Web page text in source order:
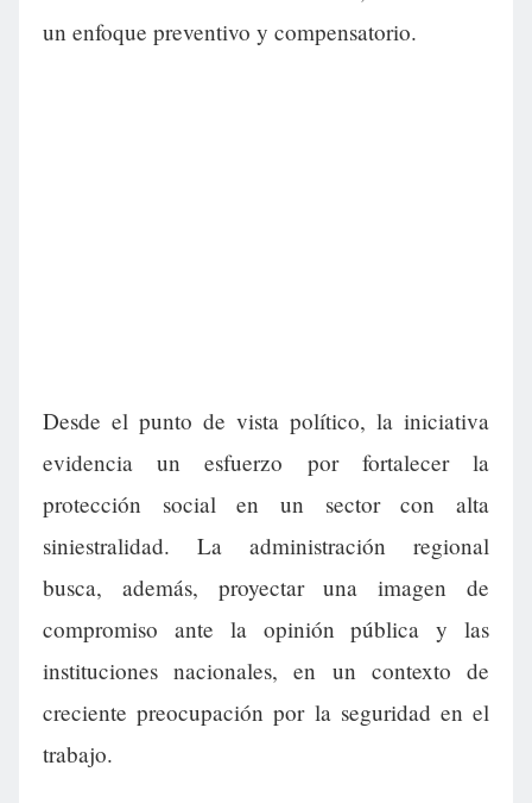
un enfoque preventivo y compensatorio.
Desde el punto de vista político, la iniciativa
evidencia un esfuerzo por fortalecer la
protección social en un sector con alta
siniestralidad. La administración regional
busca, además, proyectar una imagen de
compromiso ante la opinión pública y las
instituciones nacionales, en un contexto de
creciente preocupación por la seguridad en el
trabajo.